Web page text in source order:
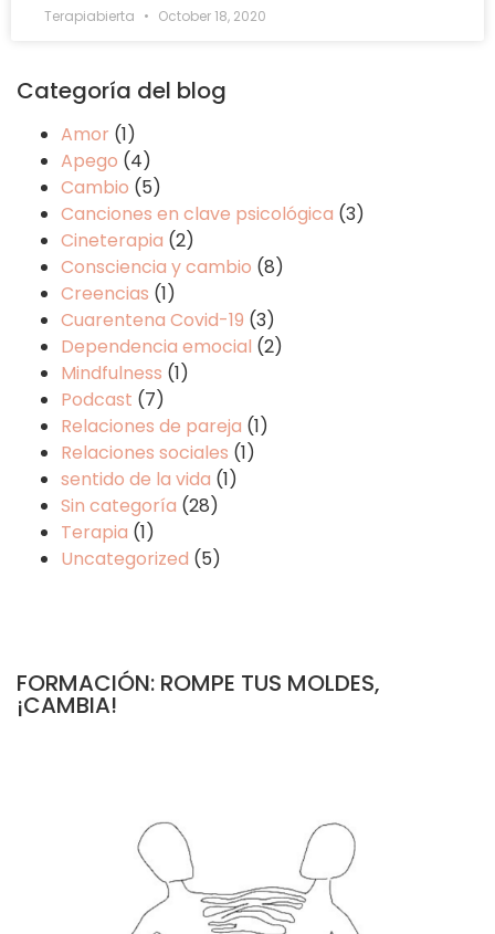
Terapiabierta October 18, 2020
Categoría del blog
Amor (1)
Apego (4)
Cambio (5)
Canciones en clave psicológica (3)
Cineterapia (2)
Consciencia y cambio (8)
Creencias (1)
Cuarentena Covid-19 (3)
Dependencia emocial (2)
Mindfulness (1)
Podcast (7)
Relaciones de pareja (1)
Relaciones sociales (1)
sentido de la vida (1)
Sin categoría (28)
Terapia (1)
Uncategorized (5)
FORMACIÓN: ROMPE TUS MOLDES,
¡CAMBIA!